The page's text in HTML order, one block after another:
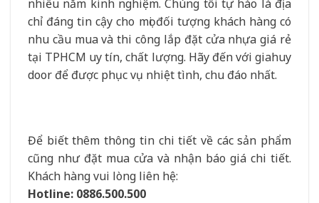
nhiều năm kinh nghiệm. Chúng tôi tự hào là địa
chỉ đáng tin cậy cho mọi đối tượng khách hàng có
nhu cầu mua và thi công lắp đặt cửa nhựa giá rẻ
tại TPHCM uy tín, chất lượng. Hãy đến với giahuy
door để được phục vụ nhiệt tình, chu đáo nhất.
Để biết thêm thông tin chi tiết về các sản phẩm
cũng như đặt mua cửa và nhận báo giá chi tiết.
Khách hàng vui lòng liên hệ:
Hotline: 0886.500.500